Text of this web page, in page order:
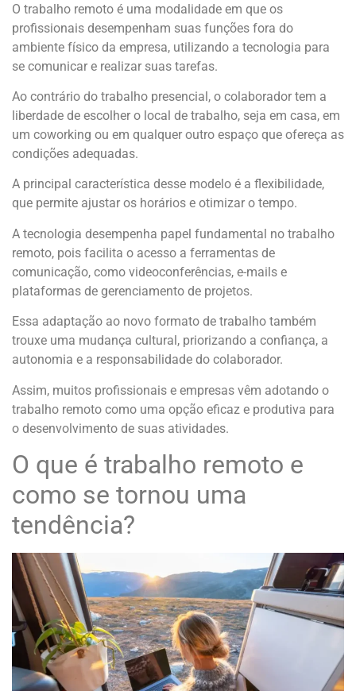
O trabalho remoto é uma modalidade em que os
profissionais desempenham suas funções fora do
ambiente físico da empresa, utilizando a tecnologia para
se comunicar e realizar suas tarefas.
Ao contrário do trabalho presencial, o colaborador tem a
liberdade de escolher o local de trabalho, seja em casa, em
um coworking ou em qualquer outro espaço que ofereça as
condições adequadas.
A principal característica desse modelo é a flexibilidade,
que permite ajustar os horários e otimizar o tempo.
A tecnologia desempenha papel fundamental no trabalho
remoto, pois facilita o acesso a ferramentas de
comunicação, como videoconferências, e-mails e
plataformas de gerenciamento de projetos.
Essa adaptação ao novo formato de trabalho também
trouxe uma mudança cultural, priorizando a confiança, a
autonomia e a responsabilidade do colaborador.
Assim, muitos profissionais e empresas vêm adotando o
trabalho remoto como uma opção eficaz e produtiva para
o desenvolvimento de suas atividades.
O que é trabalho remoto e
como se tornou uma
tendência?